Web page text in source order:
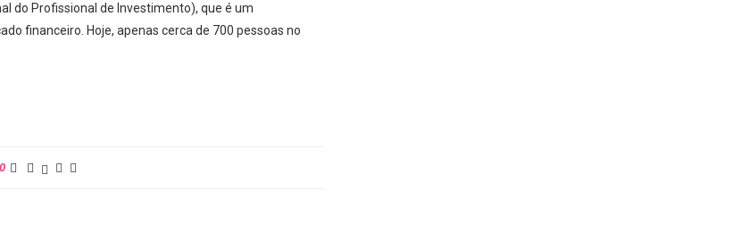
do Profissional de Investimento), que é um
financeiro. Hoje, apenas cerca de 700 pessoas no
0